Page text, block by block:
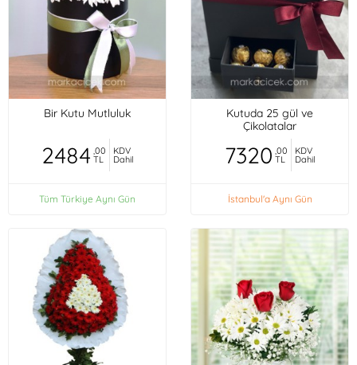
Bir Kutu Mutluluk
2484 ,00
TL
KDV
Dahil
Tüm Türkiye Aynı Gün
Kutuda 25 gül ve
Çikolatalar
7320 ,00
TL
KDV
Dahil
İstanbul'a Aynı Gün